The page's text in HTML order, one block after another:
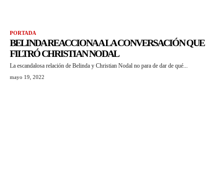
PORTADA
BELINDA REACCIONA A LA CONVERSACIÓN QUE
FILTRÓ CHRISTIAN NODAL
La escandalosa relación de Belinda y Christian Nodal no para de dar de qué...
mayo 19, 2022